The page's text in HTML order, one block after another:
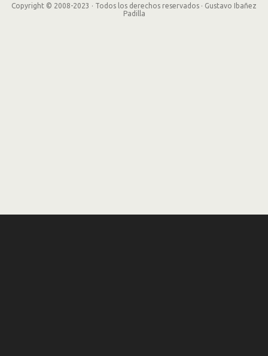
Copyright © 2008-2023 · Todos los derechos reservados · Gustavo Ibañez
Padilla